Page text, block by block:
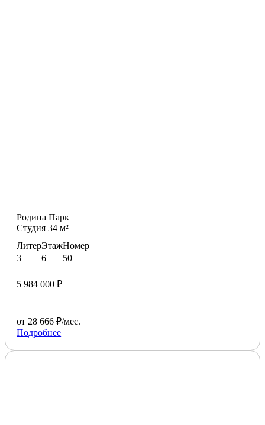
Родина Парк
Студия 34 м²
Литер
3
Этаж
6
Номер
50
5 984 000 ₽
от 28 666 ₽/мес.
Подробнее